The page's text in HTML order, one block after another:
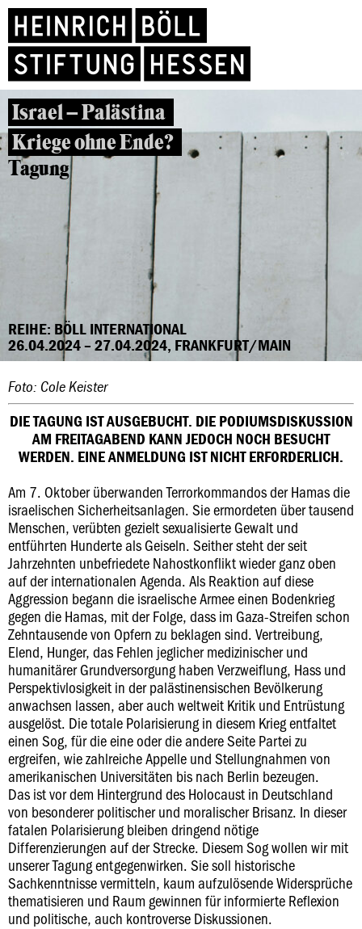
Israel – Palästina
Kriege ohne Ende?
Tagung
REIHE: BÖLL INTERNATIONAL
26.04.2024 – 27.04.2024, FRANKFURT/MAIN
Foto: Cole Keister
DIE TAGUNG IST AUSGEBUCHT. DIE PODIUMSDISKUSSION
AM FREITAGABEND KANN JEDOCH NOCH BESUCHT
WERDEN. EINE ANMELDUNG IST NICHT ERFORDERLICH.
Am 7. Oktober überwanden Terrorkommandos der Hamas die
israelischen Sicherheitsanlagen. Sie ermordeten über tausend
Menschen, verübten gezielt sexualisierte Gewalt und
entführten Hunderte als Geiseln. Seither steht der seit
Jahrzehnten unbefriedete Nahostkonflikt wieder ganz oben
auf der internationalen Agenda. Als Reaktion auf diese
Aggression begann die israelische Armee einen Bodenkrieg
gegen die Hamas, mit der Folge, dass im Gaza-Streifen schon
Zehntausende von Opfern zu beklagen sind. Vertreibung,
Elend, Hunger, das Fehlen jeglicher medizinischer und
humanitärer Grundversorgung haben Verzweiflung, Hass und
Perspektivlosigkeit in der palästinensischen Bevölkerung
anwachsen lassen, aber auch weltweit Kritik und Entrüstung
ausgelöst. Die totale Polarisierung in diesem Krieg entfaltet
einen Sog, für die eine oder die andere Seite Partei zu
ergreifen, wie zahlreiche Appelle und Stellungnahmen von
amerikanischen Universitäten bis nach Berlin bezeugen.
Das ist vor dem Hintergrund des Holocaust in Deutschland
von besonderer politischer und moralischer Brisanz. In dieser
fatalen Polarisierung bleiben dringend nötige
Differenzierungen auf der Strecke. Diesem Sog wollen wir mit
unserer Tagung entgegenwirken. Sie soll historische
Sachkenntnisse vermitteln, kaum aufzulösende Widersprüche
thematisieren und Raum gewinnen für informierte Reflexion
und politische, auch kontroverse Diskussionen.